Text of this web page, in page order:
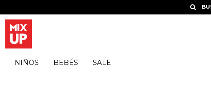
NIÑOS BEBÉS SALE